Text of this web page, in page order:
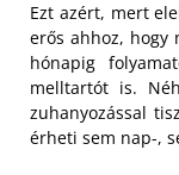
Ezt azért, mert
erős ahhoz, hogy
hónapig
melltartót is.
zuhanyozással
érheti sem nap-,